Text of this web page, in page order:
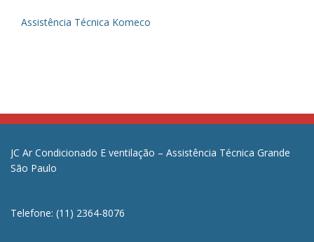
Assistência Técnica Komeco
JC Ar Condicionado E ventilação – Assistência Técnica Grande
São Paulo
Telefone: (11) 2364-8076